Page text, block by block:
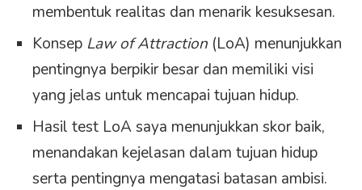
membentuk realitas dan menarik kesuksesan.
Konsep Law of Attraction (LoA) menunjukkan
pentingnya berpikir besar dan memiliki visi
yang jelas untuk mencapai tujuan hidup.
Hasil test LoA saya menunjukkan skor baik,
menandakan kejelasan dalam tujuan hidup
serta pentingnya mengatasi batasan ambisi.